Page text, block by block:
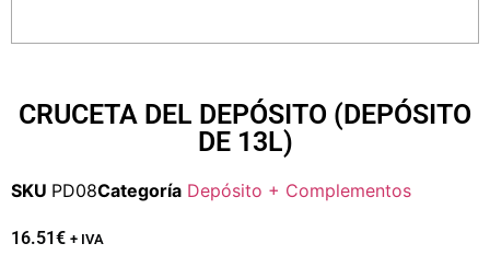
CRUCETA DEL DEPÓSITO (DEPÓSITO
DE 13L)
SKU PD08Categoría Depósito + Complementos
16.51€ + IVA